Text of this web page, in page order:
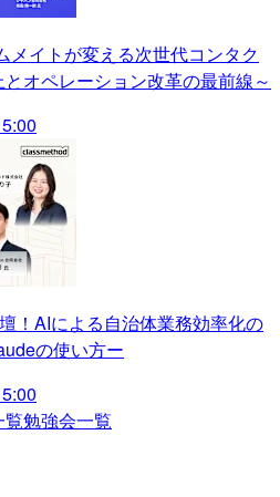
メイトが変える次世代コンタク
オペレーション改革の最前線～
！AIによる自治体業務効率化の
の使い方ー
覧勉強会一覧